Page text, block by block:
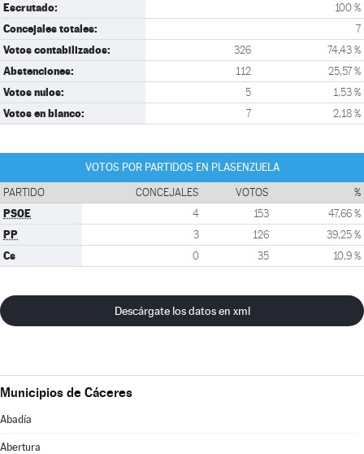
Escrutado: 100 %
Concejales totales: 7
Votos contabilizados: 326 74,43 %
Abstenciones: 112 25,57 %
Votos nulos: 5 1,53 %
Votos en blanco: 7 2,18 %
VOTOS POR PARTIDOS EN PLASENZUELA
PARTIDO CONCEJALES VOTOS %
PSOE 4 153 47,66 %
PP 3 126 39,25 %
Cs 0 35 10,9 %
Descárgate los datos en xml
Municipios de Cáceres
Abadía
Abertura